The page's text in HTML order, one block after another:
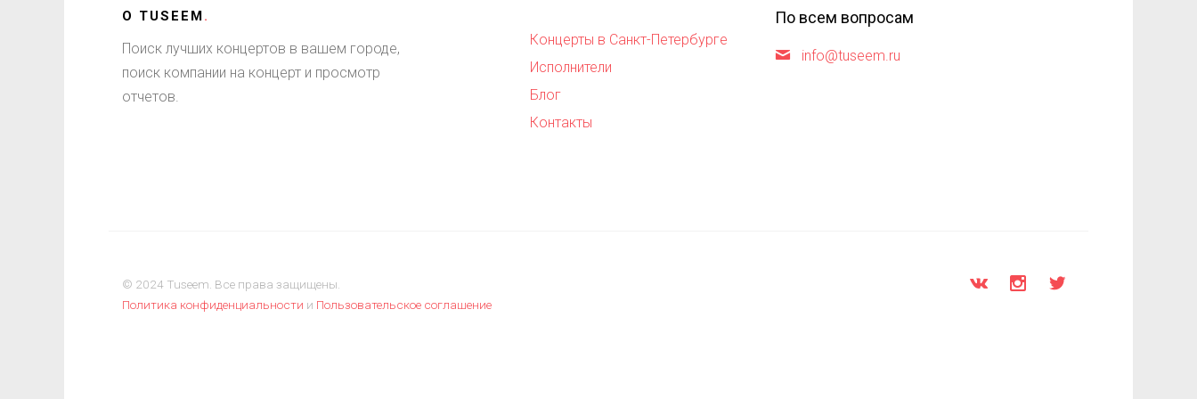
О TUSEEM.
Поиск лучших концертов в вашем городе,
поиск компании на концерт и просмотр
отчетов.
Концерты в Санкт-Петербурге
Исполнители
Блог
Контакты
По всем вопросам
info@tuseem.ru
© 2024 Tuseem. Все права защищены.
Политика конфиденциальности и Пользовательское соглашение